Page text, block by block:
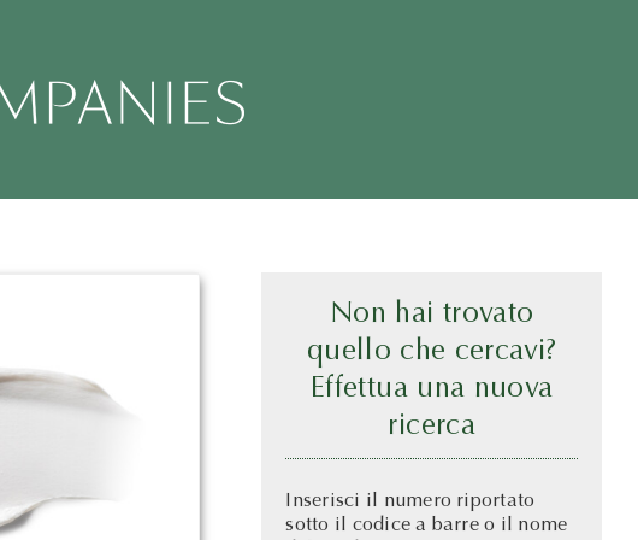
Non hai trovato
quello che cercavi?
Effettua una nuova
ricerca
Inserisci il numero riportato
sotto il codice a barre o il nome